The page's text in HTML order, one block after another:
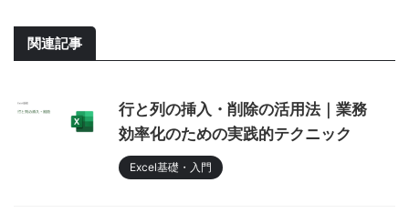
関連記事
行と列の挿入・削除の活用法｜業務
効率化のための実践的テクニック
Excel基礎・入門